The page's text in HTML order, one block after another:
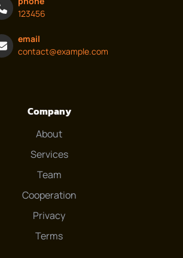
123456
email
contact@example.com
Company
About
Services
Team
Cooperation
Privacy
Terms